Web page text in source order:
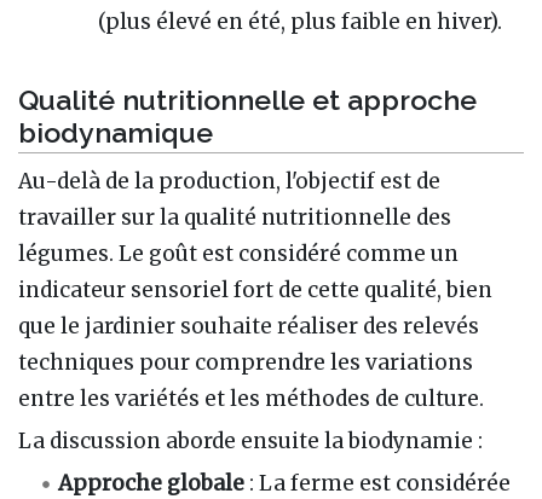
(plus élevé en été, plus faible en hiver).
Qualité nutritionnelle et approche
biodynamique
Au-delà de la production, l'objectif est de
travailler sur la qualité nutritionnelle des
légumes. Le goût est considéré comme un
indicateur sensoriel fort de cette qualité, bien
que le jardinier souhaite réaliser des relevés
techniques pour comprendre les variations
entre les variétés et les méthodes de culture.
La discussion aborde ensuite la biodynamie :
Approche globale : La ferme est considérée